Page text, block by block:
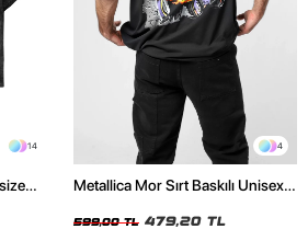
14 4
Metallica Mor Sırt Baskılı Unisex
599,00 TL 479,20 TL